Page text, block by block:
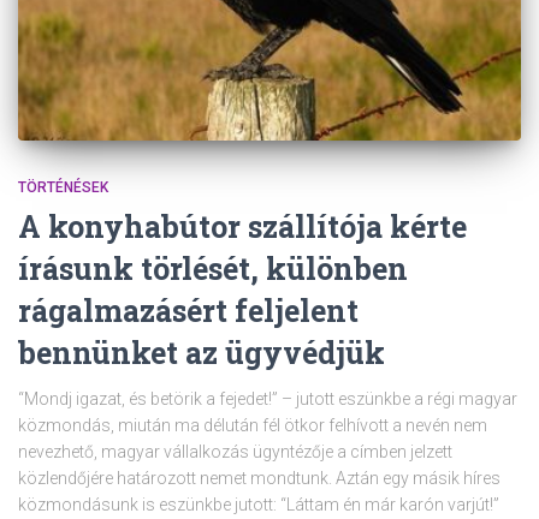
TÖRTÉNÉSEK
A konyhabútor szállítója kérte
írásunk törlését, különben
rágalmazásért feljelent
bennünket az ügyvédjük
“Mondj igazat, és betörik a fejedet!” – jutott eszünkbe a régi magyar
közmondás, miután ma délután fél ötkor felhívott a nevén nem
nevezhető, magyar vállalkozás ügyntézője a címben jelzett
közlendőjére határozott nemet mondtunk. Aztán egy másik híres
közmondásunk is eszünkbe jutott: “Láttam én már karón varjút!”